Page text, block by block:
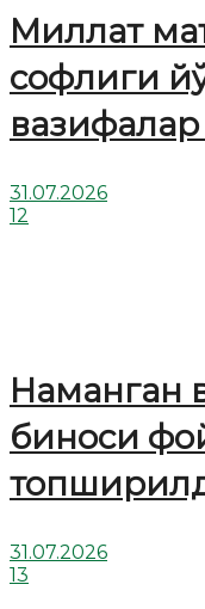
Миллат
софлиги
31.07.2026
12
Наманган
биноси
31.07.2026
13